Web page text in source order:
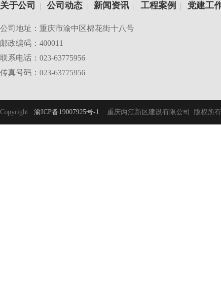
关于公司 | 公司动态 | 新闻资讯 | 工程案例 | 党建工
公司地址：重庆市渝中区棉花街十八号
邮政编码：400011
联系电话：023-63775956
传真号码：023-63775956
Copyright 渝ICP备19007925号-1 重庆两江新区建设有限公司 版权所有